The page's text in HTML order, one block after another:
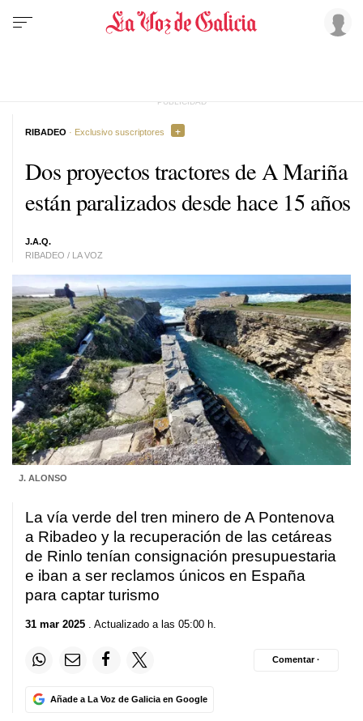
Dos proyectos tractores de A Mariña
están paralizados desde hace 15 años
J.A.Q.
RIBADEO / LA VOZ
RIBADEO · Exclusivo suscriptores
J. ALONSO
La vía verde del tren minero de A Pontenova
a Ribadeo y la recuperación de las cetáreas
de Rinlo tenían consignación presupuestaria
e iban a ser reclamos únicos en España
para captar turismo
31 mar 2025 . Actualizado a las 05:00 h.
Añade a La Voz de Galicia en Google
Comentar ·